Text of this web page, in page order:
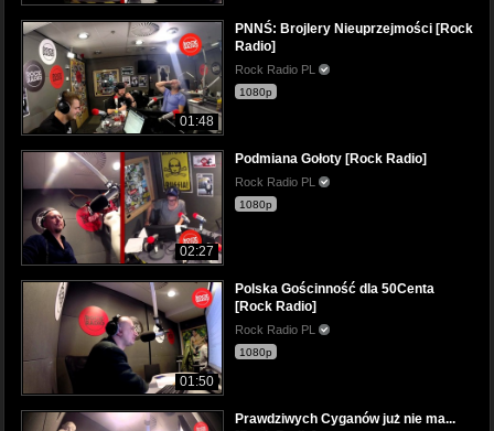
01:48
PNNŚ: Brojlery Nieuprzejmości [Rock
Radio]
Rock Radio PL
1080p
02:27
Podmiana Gołoty [Rock Radio]
Rock Radio PL
1080p
01:50
Polska Gościnność dla 50Centa
[Rock Radio]
Rock Radio PL
1080p
Prawdziwych Cyganów już nie ma...